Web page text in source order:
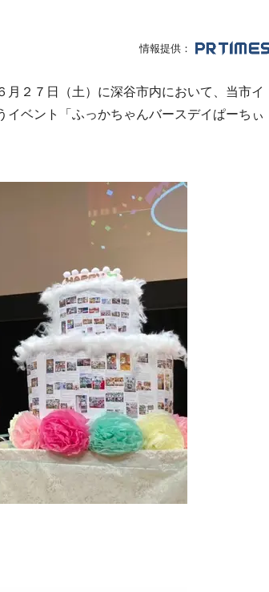
情報提供：
２７日（土）に深谷市内において、当市イ
ベント「ふっかちゃんバースデイぱーちぃ